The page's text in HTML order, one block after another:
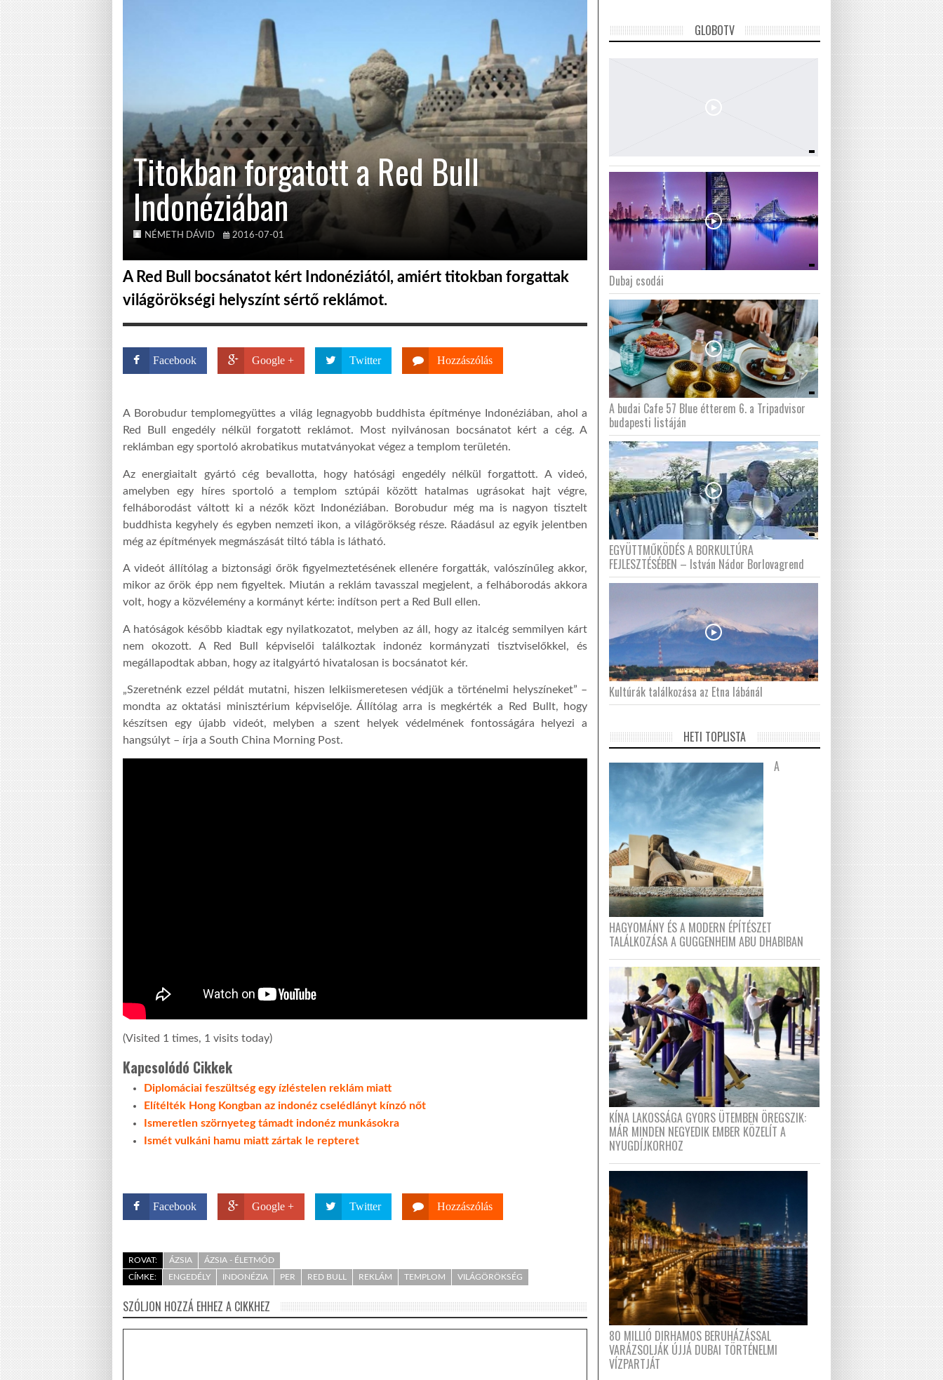
Titokban forgatott a Red Bull
Indonéziában
NÉMETH DÁVID 2016-07-01
A Red Bull bocsánatot kért Indonéziától, amiért titokban forgattak
világörökségi helyszínt sértő reklámot.
Facebook Google + Twitter Hozzászólás
A Borobudur templomegyüttes a világ legnagyobb buddhista építménye Indonéziában, ahol a
Red Bull engedély nélkül forgatott reklámot. Most nyilvánosan bocsánatot kért a cég. A
reklámban egy sportoló akrobatikus mutatványokat végez a templom területén.
Az energiaitalt gyártó cég bevallotta, hogy hatósági engedély nélkül forgattott. A videó,
amelyben egy híres sportoló a templom sztúpái között hatalmas ugrásokat hajt végre,
felháborodást váltott ki a nézők közt Indonéziában. Borobudur még ma is nagyon tisztelt
buddhista kegyhely és egyben nemzeti ikon, a világörökség része. Ráadásul az egyik jelentben
még az építmények megmászását tiltó tábla is látható.
A videót állítólag a biztonsági őrök figyelmeztetésének ellenére forgatták, valószínűleg akkor,
mikor az őrök épp nem figyeltek. Miután a reklám tavasszal megjelent, a felháborodás akkora
volt, hogy a közvélemény a kormányt kérte: indítson pert a Red Bull ellen.
A hatóságok később kiadtak egy nyilatkozatot, melyben az áll, hogy az italcég semmilyen kárt
nem okozott. A Red Bull képviselői találkoztak indonéz kormányzati tisztviselőkkel, és
megállapodtak abban, hogy az italgyártó hivatalosan is bocsánatot kér.
„Szeretnénk ezzel példát mutatni, hiszen lelkiismeretesen védjük a történelmi helyszíneket” –
mondta az oktatási minisztérium képviselője. Állítólag arra is megkérték a Red Bullt, hogy
készítsen egy újabb videót, melyben a szent helyek védelmének fontosságára helyezi a
hangsúlyt – írja a South China Morning Post.
(Visited 1 times, 1 visits today)
Kapcsolódó Cikkek
Diplomáciai feszültség egy ízléstelen reklám miatt
Elítélték Hong Kongban az indonéz cselédlányt kínzó nőt
Ismeretlen szörnyeteg támadt indonéz munkásokra
Ismét vulkáni hamu miatt zártak le repteret
Facebook Google + Twitter Hozzászólás
ROVAT: ÁZSIA
ÁZSIA - ÉLETMÓD
CÍMKE:
ENGEDÉLY INDONÉZIA PER RED BULL REKLÁM TEMPLOM VILÁGÖRÖKSÉG
SZÓLJON HOZZÁ EHHEZ A CIKKHEZ
GLOBOTV
Dubaj csodái
A budai Cafe 57 Blue étterem 6. a Tripadvisor
budapesti listáján
EGYÜTTMŰKÖDÉS A BORKULTÚRA
FEJLESZTÉSÉBEN – István Nádor Borlovagrend
Kultúrák találkozása az Etna lábánál
HETI TOPLISTA
A
HAGYOMÁNY ÉS A MODERN ÉPÍTÉSZET
TALÁLKOZÁSA A GUGGENHEIM ABU DHABIBAN
KÍNA LAKOSSÁGA GYORS ÜTEMBEN ÖREGSZIK:
MÁR MINDEN NEGYEDIK EMBER KÖZELÍT A
NYUGDÍJKORHOZ
80 MILLIÓ DIRHAMOS BERUHÁZÁSSAL
VARÁZSOLJÁK ÚJJÁ DUBAI TÖRTÉNELMI
VÍZPARTJÁT